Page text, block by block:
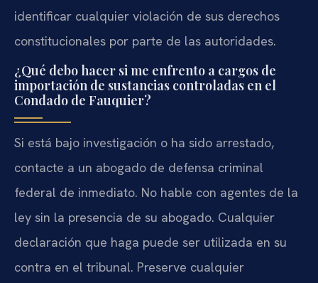
identificar cualquier violación de sus derechos
constitucionales por parte de las autoridades.
¿Qué debo hacer si me enfrento a cargos de
importación de sustancias controladas en el
Condado de Fauquier?
Si está bajo investigación o ha sido arrestado,
contacte a un abogado de defensa criminal
federal de inmediato. No hable con agentes de la
ley sin la presencia de su abogado. Cualquier
declaración que haga puede ser utilizada en su
contra en el tribunal. Preserve cualquier